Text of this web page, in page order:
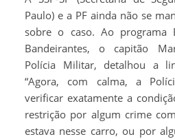
Paulo) e a PF ainda não se
sobre o caso. Ao programa
Bandeirantes, o capitão
Polícia Militar, detalhou a
“Agora, com calma, a
verificar exatamente a
restrição por algum crime
estava nesse carro, ou por